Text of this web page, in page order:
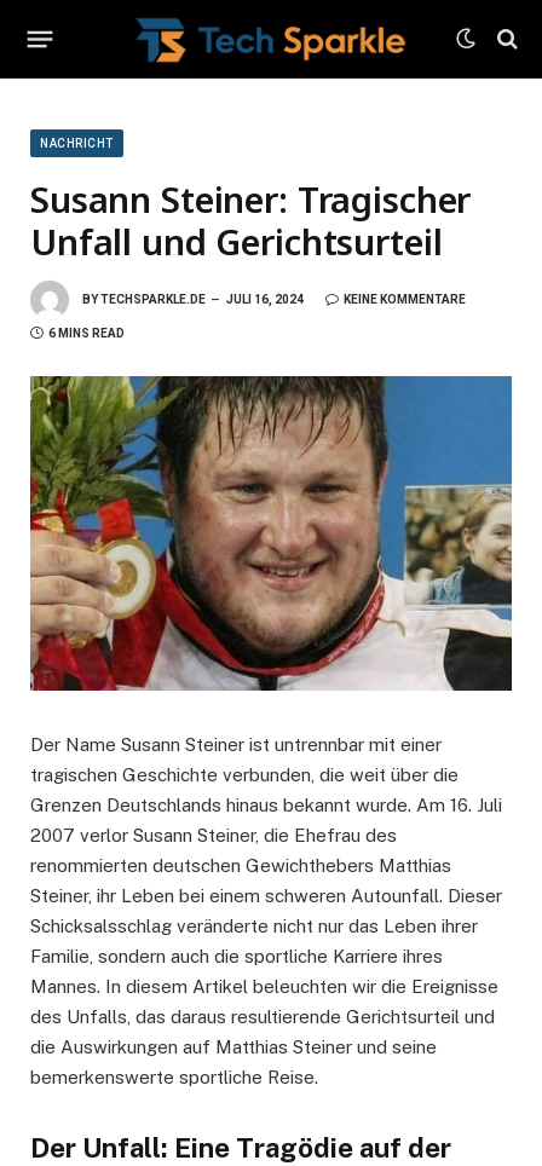
NACHRICHT
Susann Steiner: Tragischer
Unfall und Gerichtsurteil
BYTECHSPARKLE.DE JULI 16, 2024 KEINE KOMMENTARE
6 MINS READ
Der Name Susann Steiner ist untrennbar mit einer
tragischen Geschichte verbunden, die weit über die
Grenzen Deutschlands hinaus bekannt wurde. Am 16. Juli
2007 verlor Susann Steiner, die Ehefrau des
renommierten deutschen Gewichthebers Matthias
Steiner, ihr Leben bei einem schweren Autounfall. Dieser
Schicksalsschlag veränderte nicht nur das Leben ihrer
Familie, sondern auch die sportliche Karriere ihres
Mannes. In diesem Artikel beleuchten wir die Ereignisse
des Unfalls, das daraus resultierende Gerichtsurteil und
die Auswirkungen auf Matthias Steiner und seine
bemerkenswerte sportliche Reise.
Der Unfall: Eine Tragödie auf der